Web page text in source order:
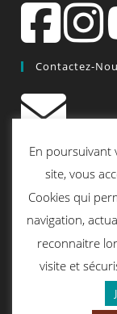
Contactez-
Les Fiches
Le Blog
Conditions
Mentions légales
Politique de
En poursuivant
site, vous
Cookies qui
navigation,
reconnaitre
visite et